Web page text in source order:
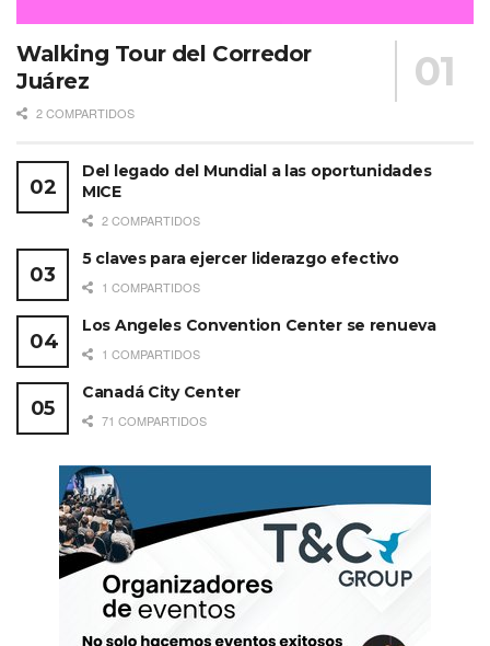
Walking Tour del Corredor
Juárez
2 COMPARTIDOS
Del legado del Mundial a las oportunidades
MICE
2 COMPARTIDOS
5 claves para ejercer liderazgo efectivo
1 COMPARTIDOS
Los Angeles Convention Center se renueva
1 COMPARTIDOS
Canadá City Center
71 COMPARTIDOS